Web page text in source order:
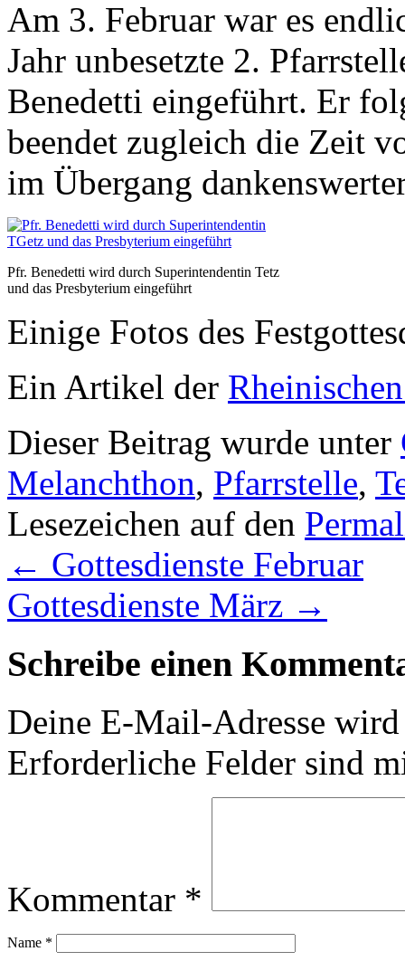
Am 3. Februar war es
Jahr unbesetzte 2.
Benedetti eingeführt. Er
beendet zugleich die Zeit
im Übergang
Pfr. Benedetti wird durch Superintendentin Tetz
und das Presbyterium eingeführt
Einige Fotos des
Ein Artikel der
Dieser Beitrag wurde unter
Melanchthon, Pfarrstelle,
Lesezeichen auf den
← Gottesdienste Februar
Gottesdienste März →
Schreibe einen
Deine E-Mail-Adresse
Erforderliche Felder sind
Kommentar *
Name *